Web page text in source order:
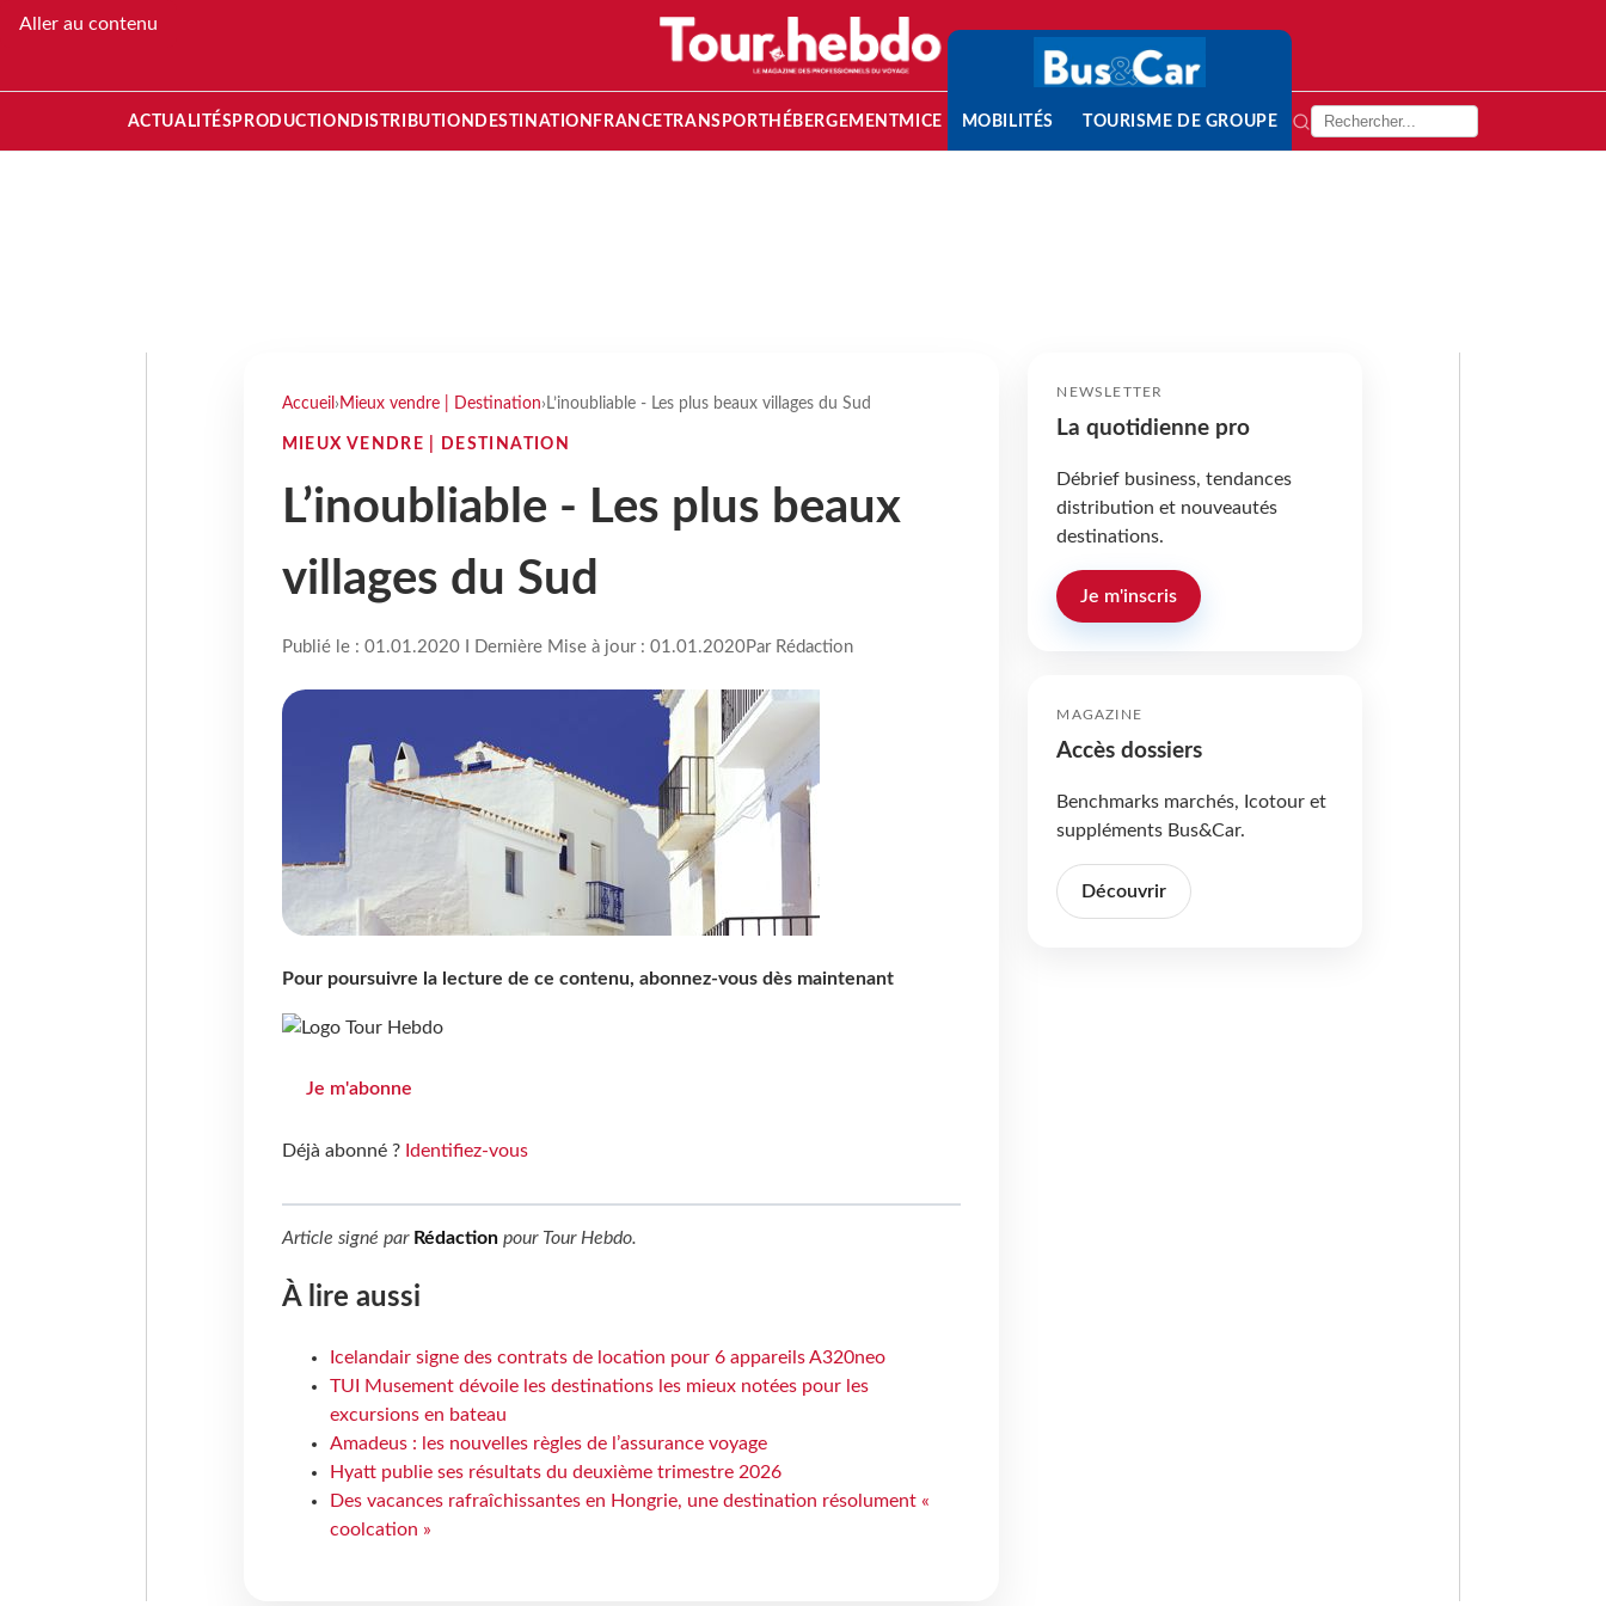
Aller au contenu
ACTUALITÉS PRODUCTION DISTRIBUTION DESTINATION FRANCETRANSPORT HÉBERGEMENTMICE MOBILITÉS TOURISME DE GROUPE
Accueil › Mieux vendre | Destination› L’inoubliable - Les plus beaux villages du Sud
MIEUX VENDRE | DESTINATION
L’inoubliable - Les plus beaux
villages du Sud
Publié le : 01.01.2020 I Dernière Mise à jour : 01.01.2020Par Rédaction
Pour poursuivre la lecture de ce contenu, abonnez-vous dès maintenant
Je m'abonne
Déjà abonné ? Identifiez-vous
Article signé par Rédactionpour Tour Hebdo.
À lire aussi
Icelandair signe des contrats de location pour 6 appareils A320neo
TUI Musement dévoile les destinations les mieux notées pour les
excursions en bateau
Amadeus : les nouvelles règles de l’assurance voyage
Hyatt publie ses résultats du deuxième trimestre 2026
Des vacances rafraîchissantes en Hongrie, une destination résolument «
coolcation »
NEWSLETTER
La quotidienne pro
Débrief business, tendances
distribution et nouveautés
destinations.
Je m'inscris
MAGAZINE
Accès dossiers
Benchmarks marchés, Icotour et
suppléments Bus&Car.
Découvrir